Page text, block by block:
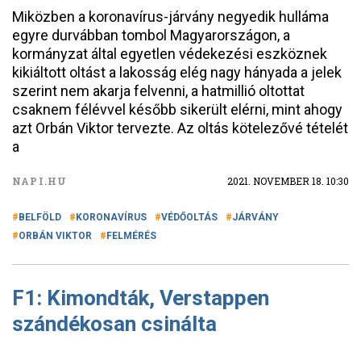
Miközben a koronavírus-járvány negyedik hulláma
egyre durvábban tombol Magyarországon, a
kormányzat által egyetlen védekezési eszköznek
kikiáltott oltást a lakosság elég nagy hányada a jelek
szerint nem akarja felvenni, a hatmillió oltottat
csaknem félévvel később sikerült elérni, mint ahogy
azt Orbán Viktor tervezte. Az oltás kötelezővé tételét
a
NAPI.HU 2021. NOVEMBER 18. 10:30
BELFÖLD KORONAVÍRUS VÉDŐOLTÁS
JÁRVÁNY
ORBÁN VIKTOR
FELMÉRÉS
F1: Kimondták, Verstappen
szándékosan csinálta